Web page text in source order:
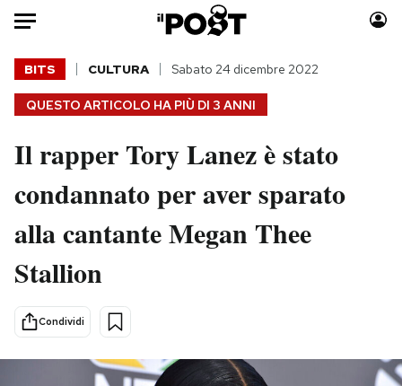
Auto
HOME
Italia
Politica
Tecnologia
Scienza
Cultura
Economia
Sport
Moda
Consumismi
Storie/Idee
Mondiali calcio 2026
QUESTO ARTICOLO HA PIÙ DI 3 ANNI
BITS CULTURA Sabato 24 dicembre 2022
Il rapper Tory Lanez è stato
condannato per aver sparato
alla cantante Megan Thee
Stallion
Condividi